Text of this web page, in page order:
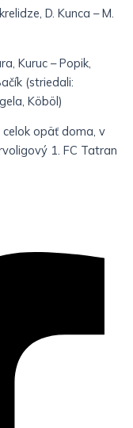
D. Kunca – M.
Kuruc – Popik,
(striedali:
Köböl)
opäť doma, v
1. FC Tatran